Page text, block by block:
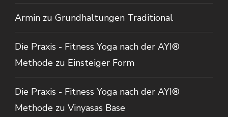
Armin zu Grundhaltungen Traditional
Die Praxis - Fitness Yoga nach der AYI®
Methode zu Einsteiger Form
Die Praxis - Fitness Yoga nach der AYI®
Methode zu Vinyasas Base